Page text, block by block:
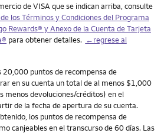
de VISA que se indican arriba, consulte
los Términos y Condiciones del Programa
Rewards® y Anexo de la Cuenta de Tarjeta
para obtener detalles. ←regrese al
20,000 puntos de recompensa de
en su cuenta un total de al menos $1,000
menos devoluciones/créditos) en el
de la fecha de apertura de su cuenta.
los puntos de recompensa de
canjeables en el transcurso de 60 días. Las